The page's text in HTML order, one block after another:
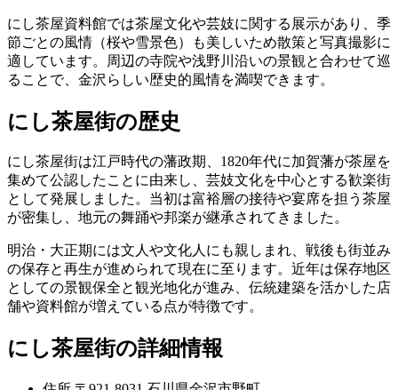
にし茶屋資料館では茶屋文化や芸妓に関する展示があり、季
節ごとの風情（桜や雪景色）も美しいため散策と写真撮影に
適しています。周辺の寺院や浅野川沿いの景観と合わせて巡
ることで、金沢らしい歴史的風情を満喫できます。
にし茶屋街の歴史
にし茶屋街は江戸時代の藩政期、1820年代に加賀藩が茶屋を
集めて公認したことに由来し、芸妓文化を中心とする歓楽街
として発展しました。当初は富裕層の接待や宴席を担う茶屋
が密集し、地元の舞踊や邦楽が継承されてきました。
明治・大正期には文人や文化人にも親しまれ、戦後も街並み
の保存と再生が進められて現在に至ります。近年は保存地区
としての景観保全と観光地化が進み、伝統建築を活かした店
舗や資料館が増えている点が特徴です。
にし茶屋街の詳細情報